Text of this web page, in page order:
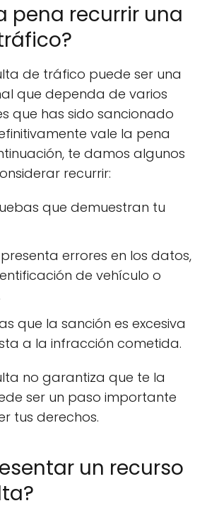
pena recurrir una
de tráfico puede ser una
que dependa de varios
que has sido sancionado
vale la pena
te damos algunos
recurrir:
que demuestran tu
errores en los datos,
de vehículo o
que la sanción es excesiva
a la infracción cometida.
no garantiza que te la
ser un paso importante
tus derechos.
un recurso